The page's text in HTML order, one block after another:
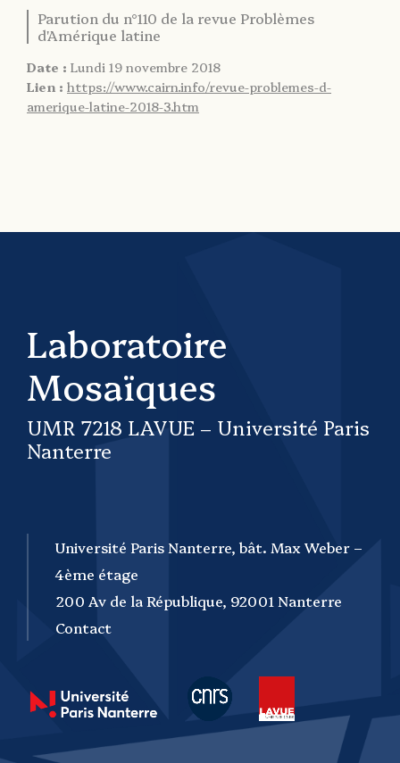
Parution du n°110 de la revue Problèmes
d'Amérique latine
Date : Lundi 19 novembre 2018
Lien : https://www.cairn.info/revue-problemes-d-
amerique-latine-2018-3.htm
Laboratoire
Mosaïques
UMR 7218 LAVUE – Université Paris
Nanterre
Université Paris Nanterre, bât. Max Weber –
4ème étage
200 Av de la République, 92001 Nanterre
Contact